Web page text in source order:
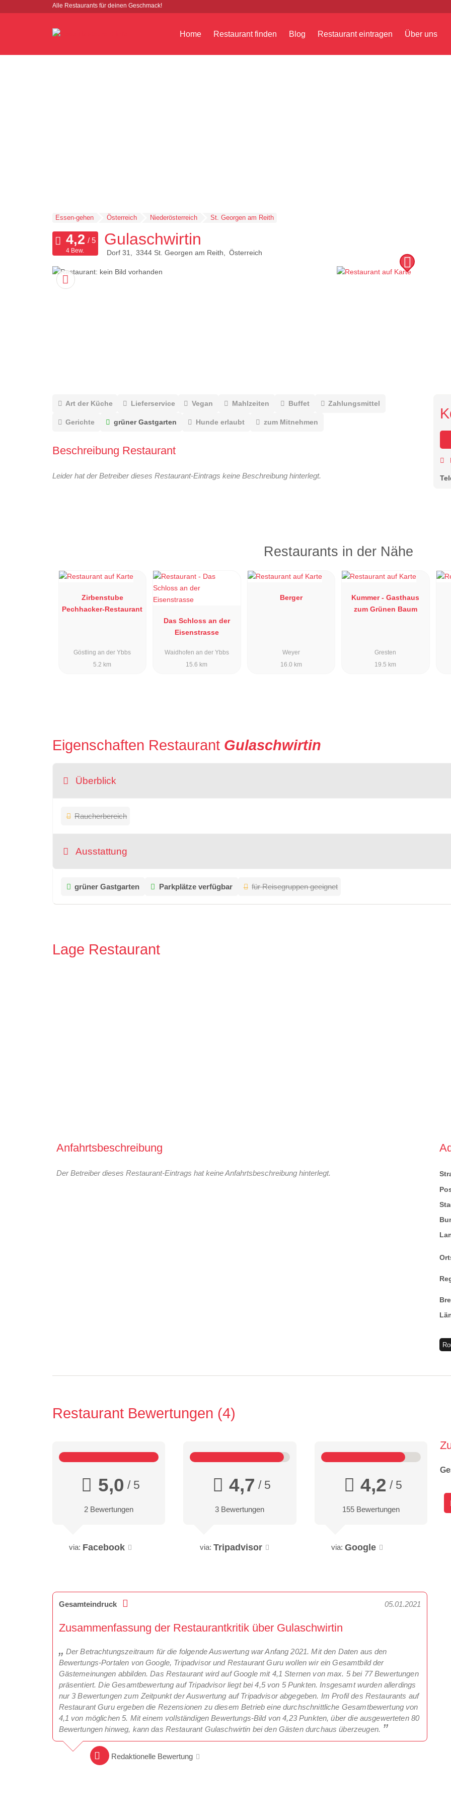
Alle Restaurants für deinen Geschmack!
Home Restaurant finden Blog Restaurant eintragen Über uns
Essen-gehen Österreich Niederösterreich St. Georgen am Reith
Gulaschwirtin
Dorf 31 3344 St. Georgen am Reith Österreich
4 Bew.
Art der Küche Lieferservice Vegan Mahlzeiten Buffet Zahlungsmittel
Gerichte grüner Gastgarten Hunde erlaubt zum Mitnehmen
Beschreibung Restaurant
Leider hat der Betreiber dieses Restaurant-Eintrags keine Beschreibung hinterlegt.
Restaurants in der Nähe
Zirbenstube
Pechhacker-Restaurant
Göstling an der Ybbs
5.2 km
Das Schloss an der
Eisenstrasse
Waidhofen an der Ybbs
15.6 km
Berger
Weyer
16.0 km
Kummer - Gasthaus
zum Grünen Baum
Gresten
19.5 km
Eigenschaften Restaurant Gulaschwirtin
Überblick
Raucherbereich
Ausstattung
grüner Gastgarten Parkplätze verfügbar für Reisegruppen geeignet
Lage Restaurant
Anfahrtsbeschreibung
Der Betreiber dieses Restaurant-Eintrags hat keine Anfahrtsbeschreibung hinterlegt.
Restaurant Bewertungen 4
5,0 / 5
2 Bewertungen
via: Facebook
4,7 / 5
3 Bewertungen
via: Tripadvisor
4,2 / 5
155 Bewertungen
via: Google
Gesamteindruck 05.01.2021
Zusammenfassung der Restaurantkritik über Gulaschwirtin
Der Betrachtungszeitraum für die folgende Auswertung war Anfang 2021. Mit den Daten aus den
Bewertungs-Portalen von Google, Tripadvisor und Restaurant Guru wollen wir ein Gesamtbild der
Gästemeinungen abbilden. Das Restaurant wird auf Google mit 4,1 Sternen von max. 5 bei 77 Bewertungen
präsentiert. Die Gesamtbewertung auf Tripadvisor liegt bei 4,5 von 5 Punkten. Insgesamt wurden allerdings
nur 3 Bewertungen zum Zeitpunkt der Auswertung auf Tripadvisor abgegeben. Im Profil des Restaurants auf
Restaurant Guru ergeben die Rezensionen zu diesem Betrieb eine durchschnittliche Gesamtbewertung von
4,1 von möglichen 5. Mit einem vollständigen Bewertungs-Bild von 4,23 Punkten, über die ausgewerteten 80
Bewertungen hinweg, kann das Restaurant Gulaschwirtin bei den Gästen durchaus überzeugen.
Redaktionelle Bewertung